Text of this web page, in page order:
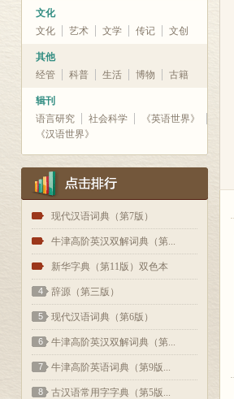
文化
文化
艺术 文学 传记 文创
其他
经管
科普 生活 博物 古籍
辑刊
语言研究
社会科学
《英语世界》
《汉语世界》
1 现代汉语词典（第7版）
2 牛津高阶英汉双解词典（第...
3 新华字典（第11版）双色本
4 辞源（第三版）
5 现代汉语词典（第6版）
6 牛津高阶英汉双解词典（第...
7 牛津高阶英语词典（第9版...
8 古汉语常用字字典（第5版...